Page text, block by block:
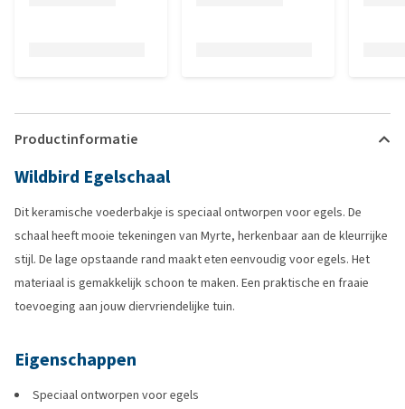
Productinformatie
Wildbird Egelschaal
Dit keramische voederbakje is speciaal ontworpen voor egels. De
schaal heeft mooie tekeningen van Myrte, herkenbaar aan de kleurrijke
stijl. De lage opstaande rand maakt eten eenvoudig voor egels. Het
materiaal is gemakkelijk schoon te maken. Een praktische en fraaie
toevoeging aan jouw diervriendelijke tuin.
Eigenschappen
Speciaal ontworpen voor egels